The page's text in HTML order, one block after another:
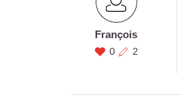
François
0 2